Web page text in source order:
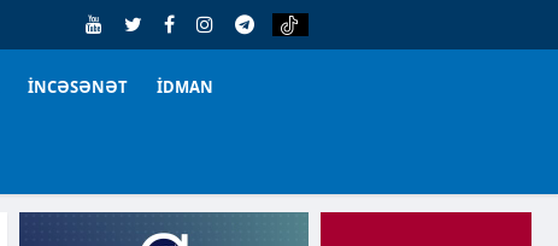
İNCƏSƏNƏT İDMAN